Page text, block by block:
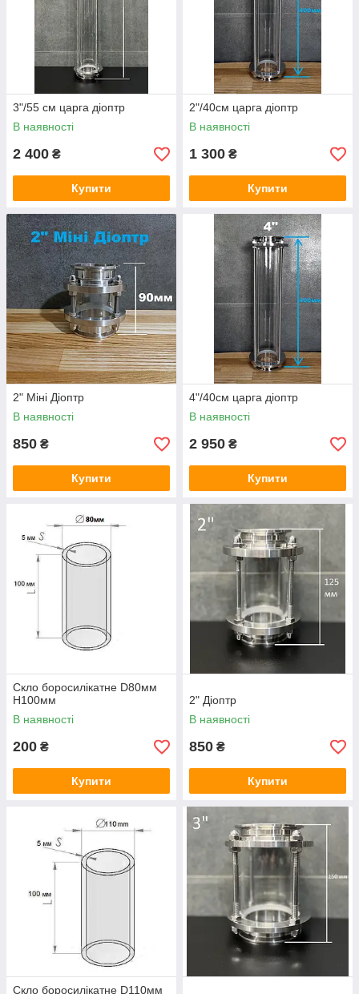
3"/55 см царга діоптр
В наявності
2 400 ₴
Купити
2"/40см царга діоптр
В наявності
1 300 ₴
Купити
2" Міні Діоптр
В наявності
850 ₴
Купити
4"/40см царга діоптр
В наявності
2 950 ₴
Купити
Скло боросилікатне D80мм
H100мм
В наявності
200 ₴
Купити
2" Діоптр
В наявності
850 ₴
Купити
Скло боросилікатне D110мм